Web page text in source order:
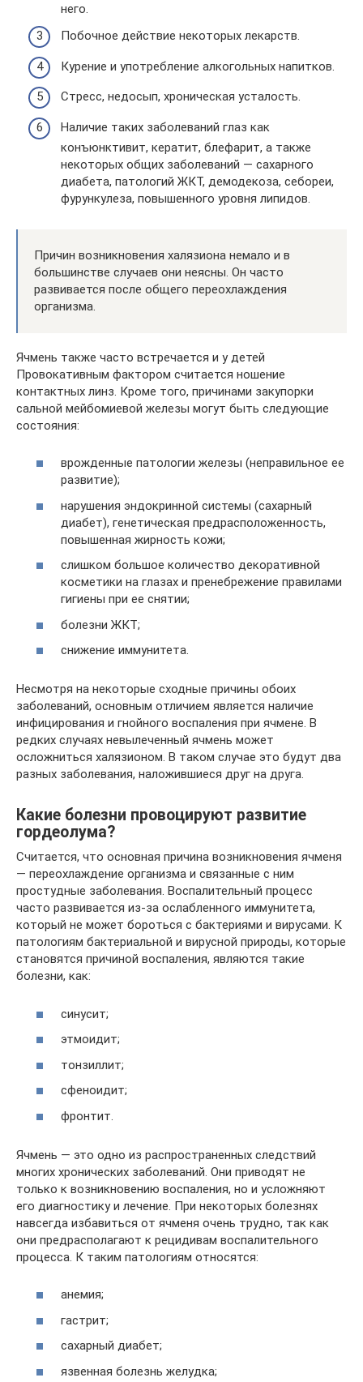
него.
Побочное действие некоторых лекарств.
Курение и употребление алкогольных напитков.
Стресс, недосып, хроническая усталость.
Наличие таких заболеваний глаз как
конъюнктивит, кератит, блефарит, а также
некоторых общих заболеваний — сахарного
диабета, патологий ЖКТ, демодекоза, себореи,
фурункулеза, повышенного уровня липидов.
Причин возникновения халязиона немало и в
большинстве случаев они неясны. Он часто
развивается после общего переохлаждения
организма.
Ячмень также часто встречается и у детей
Провокативным фактором считается ношение
контактных линз. Кроме того, причинами закупорки
сальной мейбомиевой железы могут быть следующие
состояния:
врожденные патологии железы (неправильное ее
развитие);
нарушения эндокринной системы (сахарный
диабет), генетическая предрасположенность,
повышенная жирность кожи;
слишком большое количество декоративной
косметики на глазах и пренебрежение правилами
гигиены при ее снятии;
болезни ЖКТ;
снижение иммунитета.
Несмотря на некоторые сходные причины обоих
заболеваний, основным отличием является наличие
инфицирования и гнойного воспаления при ячмене. В
редких случаях невылеченный ячмень может
осложниться халязионом. В таком случае это будут два
разных заболевания, наложившиеся друг на друга.
Какие болезни провоцируют развитие
гордеолума?
Считается, что основная причина возникновения ячменя
— переохлаждение организма и связанные с ним
простудные заболевания. Воспалительный процесс
часто развивается из-за ослабленного иммунитета,
который не может бороться с бактериями и вирусами. К
патологиям бактериальной и вирусной природы, которые
становятся причиной воспаления, являются такие
болезни, как:
синусит;
этмоидит;
тонзиллит;
сфеноидит;
фронтит.
Ячмень — это одно из распространенных следствий
многих хронических заболеваний. Они приводят не
только к возникновению воспаления, но и усложняют
его диагностику и лечение. При некоторых болезнях
навсегда избавиться от ячменя очень трудно, так как
они предрасполагают к рецидивам воспалительного
процесса. К таким патологиям относятся:
анемия;
гастрит;
сахарный диабет;
язвенная болезнь желудка;